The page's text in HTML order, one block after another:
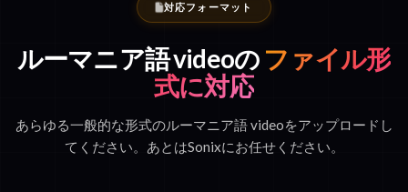
対応フォーマット
ルーマニア語 videoの ファイル形
式に対応
あらゆる一般的な形式のルーマニア語 videoをアップロードし
てください。あとはSonixにお任せください。